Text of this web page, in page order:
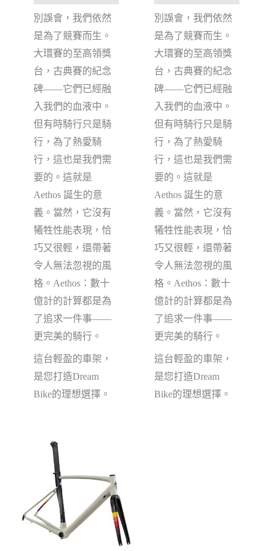
別誤會，我們依然
是為了競賽而生。
大環賽的至高領獎
台，古典賽的紀念
碑——它們已經融
入我們的血液中。
但有時騎行只是騎
行，為了熱愛騎
行，這也是我們需
要的。這就是
Aethos 誕生的意
義。當然，它沒有
犧牲性能表現，恰
巧又很輕，還帶著
令人無法忽視的風
格。Aethos：數十
億計的計算都是為
了追求一件事——
更完美的騎行。
這台輕盈的車架，
是您打造Dream
Bike的理想選擇。
別誤會，我們依然
是為了競賽而生。
大環賽的至高領獎
台，古典賽的紀念
碑——它們已經融
入我們的血液中。
但有時騎行只是騎
行，為了熱愛騎
行，這也是我們需
要的。這就是
Aethos 誕生的意
義。當然，它沒有
犧牲性能表現，恰
巧又很輕，還帶著
令人無法忽視的風
格。Aethos：數十
億計的計算都是為
了追求一件事——
更完美的騎行。
這台輕盈的車架，
是您打造Dream
Bike的理想選擇。